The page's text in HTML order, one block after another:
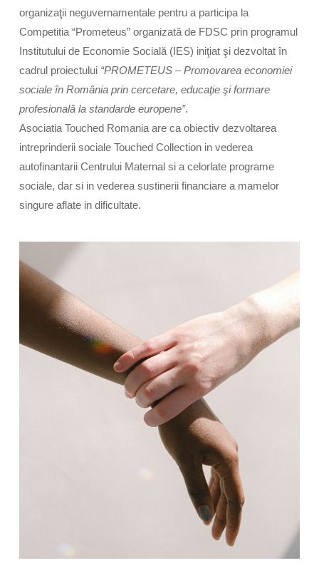
organizaţii neguvernamentale pentru a participa la
Competitia “Prometeus”organizată de FDSC prin programul
Institutului de Economie Socială (IES) iniţiat şi dezvoltat în
cadrul proiectului “PROMETEUS – Promovarea economiei
sociale în România prin cercetare, educaţie şi formare
profesională la standarde europene”.
Asociatia Touched Romaniaare ca obiectiv dezvoltarea
intreprinderii sociale TouchedCollection in vederea
autofinantarii Centrului Maternal si a celorlate programe
sociale, dar si in vederea sustinerii financiare a mamelor
singure aflate in dificultate.